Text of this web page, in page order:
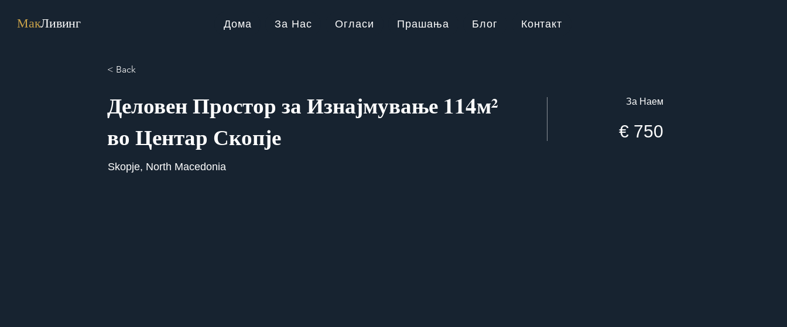
МакЛивинг Дома За Нас Огласи Прашања Блог Контакт
< Back
Деловен Простор за Изнајмување 114м²
во Центар Скопје
Skopje, North Macedonia
За Наем
€ 750